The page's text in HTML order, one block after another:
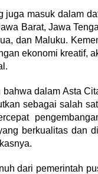
juga masuk dalam
Barat, Jawa
dan Maluku.
ekonomi kreatif,
dalam Asta
sebagai salah
berkualitas dan
dari pemerintah